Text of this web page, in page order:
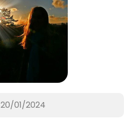
20/01/2024